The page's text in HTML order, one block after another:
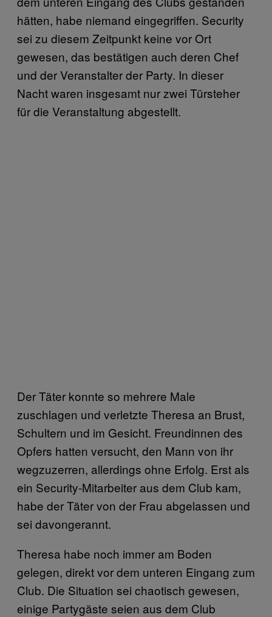
hätten, habe niemand eingegriffen. Security
sei zu diesem Zeitpunkt keine vor Ort
gewesen, das bestätigen auch deren Chef
und der Veranstalter der Party. In dieser
Nacht waren insgesamt nur zwei Türsteher
für die Veranstaltung abgestellt.
Der Täter konnte so mehrere Male
zuschlagen und verletzte Theresa an Brust,
Schultern und im Gesicht. Freundinnen des
Opfers hatten versucht, den Mann von ihr
wegzuzerren, allerdings ohne Erfolg. Erst als
ein Security-Mitarbeiter aus dem Club kam,
habe der Täter von der Frau abgelassen und
sei davongerannt.
Theresa habe noch immer am Boden
gelegen, direkt vor dem unteren Eingang zum
Club. Die Situation sei chaotisch gewesen,
einige Partygäste seien aus dem Club